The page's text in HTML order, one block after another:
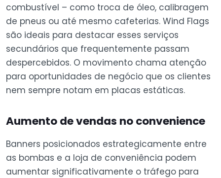
combustível – como troca de óleo, calibragem
de pneus ou até mesmo cafeterias. Wind Flags
são ideais para destacar esses serviços
secundários que frequentemente passam
despercebidos. O movimento chama atenção
para oportunidades de negócio que os clientes
nem sempre notam em placas estáticas.
Aumento de vendas no convenience
Banners posicionados estrategicamente entre
as bombas e a loja de conveniência podem
aumentar significativamente o tráfego para